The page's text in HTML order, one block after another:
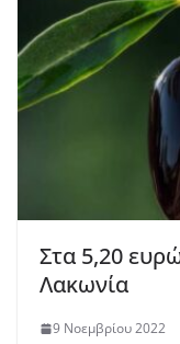
Στα 5,20
Λακωνία
9 Νοεμβρίου 2022